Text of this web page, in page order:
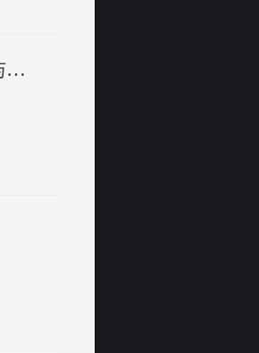
DOTA2里也可以玩音游？全新DOTA2英雄、游戏版本与典藏宝瓶上线